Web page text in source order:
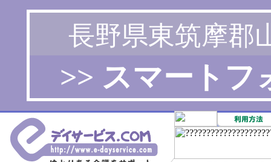
長野県東筑摩郡
>> スマートフ